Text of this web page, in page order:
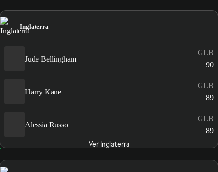
Inglaterra
Jude Bellingham
GLB
90
Harry Kane
GLB
89
Alessia Russo
GLB
89
Ver Inglaterra